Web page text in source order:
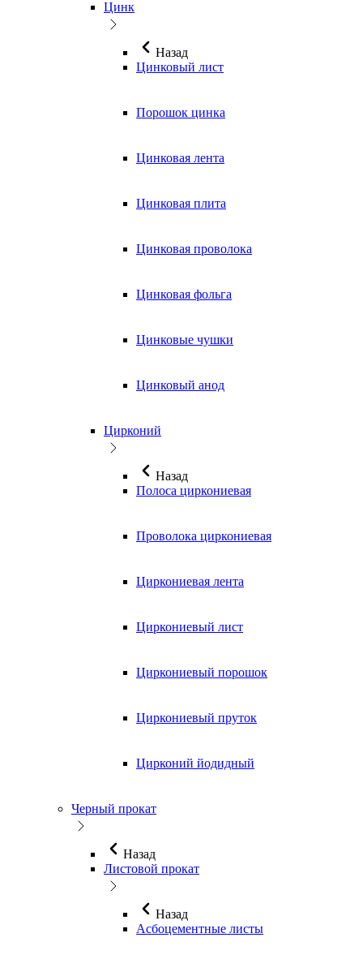
Цинк
Назад
Цинковый лист
Порошок цинка
Цинковая лента
Цинковая плита
Цинковая проволока
Цинковая фольга
Цинковые чушки
Цинковый анод
Цирконий
Назад
Полоса циркониевая
Проволока циркониевая
Циркониевая лента
Циркониевый лист
Циркониевый порошок
Циркониевый пруток
Цирконий йодидный
Черный прокат
Назад
Листовой прокат
Назад
Асбоцементные листы